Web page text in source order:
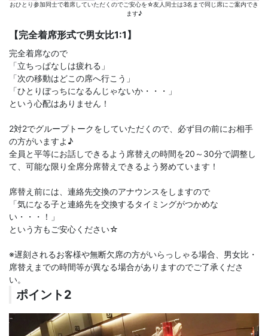
おひとり参加同士で着席していただくのでご安心を☆友人同士は3名まで同じ席にご案内でき
ます♪
【完全着席形式で男女比1:1】
完全着席なので
「立ちっぱなしは疲れる」
「次の移動はどこの席へ行こう」
「ひとりぼっちになるんじゃないか・・・」
という心配はありません！
2対2でグループトークをしていただくので、必ず目の前にお相手
の方がいますよ♪
全員と平等にお話しできるよう席替えの時間を20～30分で調整し
て、可能な限り全席分席替えできるよう努めています！
席替え前には、連絡先交換のアナウンスをしますので
「気になる子と連絡先を交換するタイミングがつかめな
い・・・！」
という方もご安心ください☆
※遅刻されるお客様や無断欠席の方がいらっしゃる場合、男女比・
席替えまでの時間等が異なる場合がありますのでご了承くださ
い。
ポイント2